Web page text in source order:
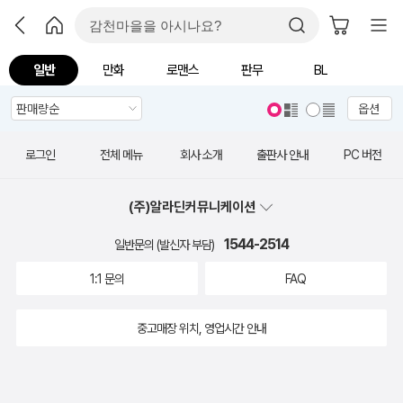
일반 만화 로맨스 판무 BL
옵션
로그인 전체 메뉴 회사 소개 출판사 안내 PC 버전
(주)알라딘커뮤니케이션
일반문의 (발신자 부담) 1544-2514
1:1 문의 FAQ
중고매장 위치, 영업시간 안내